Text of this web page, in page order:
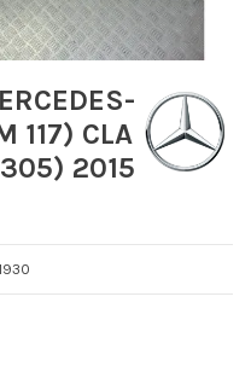
117) CLA
2015